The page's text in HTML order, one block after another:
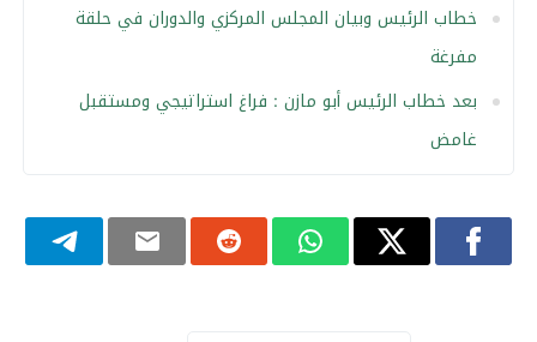
خطاب الرئيس وبيان المجلس المركزي والدوران في حلقة
مفرغة
بعد خطاب الرئيس أبو مازن : فراغ استراتيجي ومستقبل
غامض